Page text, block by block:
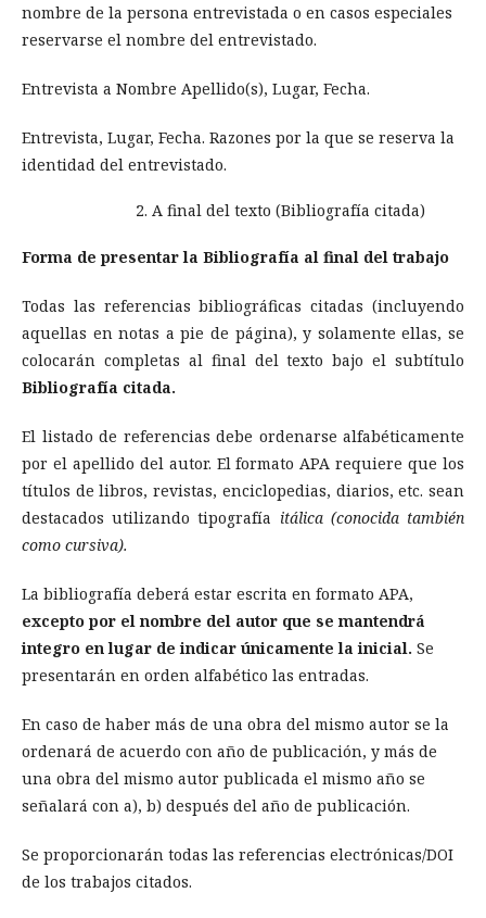
nombre de la persona entrevistada o en casos especiales
reservarse el nombre del entrevistado.
Entrevista a Nombre Apellido(s), Lugar, Fecha.
Entrevista, Lugar, Fecha. Razones por la que se reserva la
identidad del entrevistado.
A final del texto (Bibliografía citada)
Forma de presentar la Bibliografía al final del trabajo
Todas las referencias bibliográficas citadas (incluyendo
aquellas en notas a pie de página), y solamente ellas, se
colocarán completas al final del texto bajo el subtítulo
Bibliografía citada.
El listado de referencias debe ordenarse alfabéticamente
por el apellido del autor. El formato APA requiere que los
títulos de libros, revistas, enciclopedias, diarios, etc. sean
destacados utilizando tipografía itálica (conocida también
como cursiva).
La bibliografía deberá estar escrita en formato APA,
excepto por el nombre del autor que se mantendrá
integro en lugar de indicar únicamente la inicial. Se
presentarán en orden alfabético las entradas.
En caso de haber más de una obra del mismo autor se la
ordenará de acuerdo con año de publicación, y más de
una obra del mismo autor publicada el mismo año se
señalará con a), b) después del año de publicación.
Se proporcionarán todas las referencias electrónicas/DOI
de los trabajos citados.